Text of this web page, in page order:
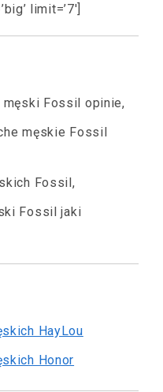
limit=’7′]
Fossil opinie,
męskie Fossil
Fossil,
Fossil jaki
HayLou
Honor